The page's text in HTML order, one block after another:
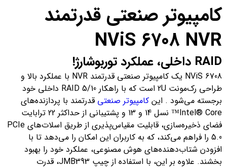
کامپیوتر صنعتی قدرتمند
NViS 6708 NVR
RAID داخلی، عملکرد توربوشارژ!
NViS 6708 یک کامپیوتر صنعتی قدرتمند NVR با عملکرد بالا و
طراحی رک‌مونت 2U است که با راهکار RAID 5/10 داخلی خود
برجسته می‌شود . این کامپیوتر صنعتی قدرتمند با پردازنده‌های
Intel® Core™ نسل 14 و 13 و پشتیبانی از حداکثر 22 ترابایت
فضای ذخیره‌سازی، قابلیت مقیاس‌پذیری از طریق اسلات‌های PCIe
5.0 را فراهم می‌کند، که به کاربران این امکان را می‌دهد تا با
افزودن شتاب‌دهنده‌های هوش مصنوعی، عملکرد خود را بهبود
بخشند. علاوه بر این، با استفاده از چیپ JMB393، قدرت